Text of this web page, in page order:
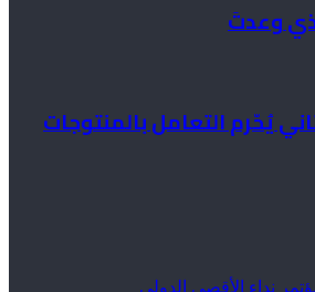
وعدتَ
يُحّرم التعامل بالمنتوجات